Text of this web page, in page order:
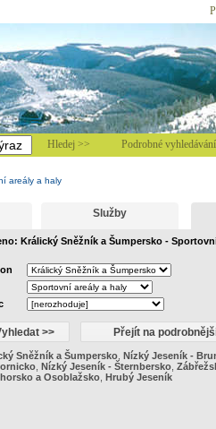
Hledej >> Podrobné
areály a haly
Služby
Králický Sněžník a Šumpersko -
Sněžník a Šumpersko, Nízký Jeseník -
, Nízký Jeseník - Šternbersko,
a Osoblažsko, Hrubý Jeseník